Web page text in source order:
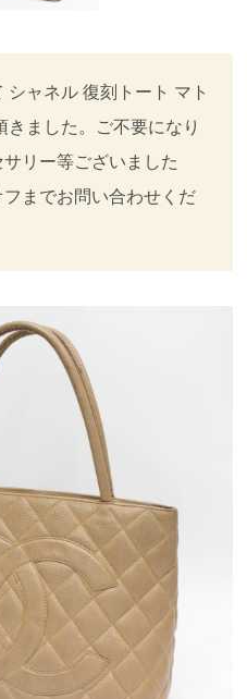
ャネル 復刻トート マト
ました。ご不要になり
リー等ございました
までお問い合わせくだ